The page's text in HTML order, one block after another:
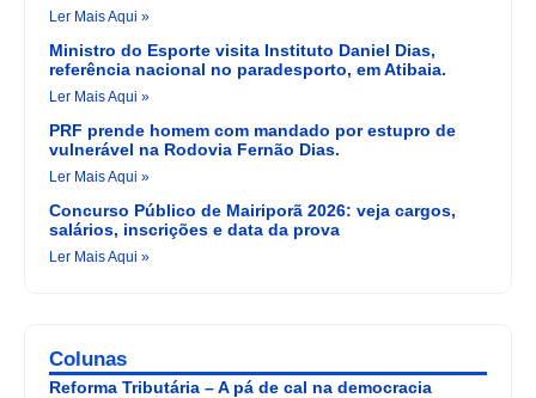
Ler Mais Aqui »
Ministro do Esporte visita Instituto Daniel Dias,
referência nacional no paradesporto, em Atibaia.
Ler Mais Aqui »
PRF prende homem com mandado por estupro de
vulnerável na Rodovia Fernão Dias.
Ler Mais Aqui »
Concurso Público de Mairiporã 2026: veja cargos,
salários, inscrições e data da prova
Ler Mais Aqui »
Colunas
Reforma Tributária – A pá de cal na democracia